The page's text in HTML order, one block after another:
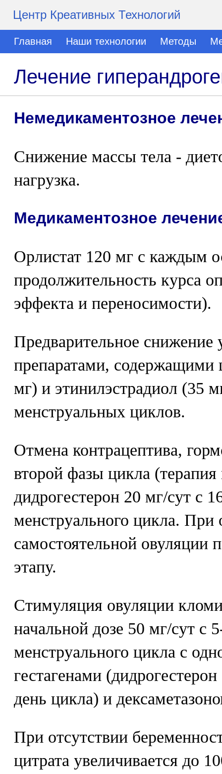
Центр Креативных Технологий
Главная Наши технологии Методы
Лечение
Немедикаментозное
Снижение массы тела -
нагрузка.
Медикаментозное
Орлистат 120 мг с каждым
продолжительность курса
эффекта и переносимости).
Предварительное снижение
препаратами, содержащими
мг) и этинилэстрадиол (35
менструальных циклов.
Отмена контрацептива,
второй фазы цикла (терапия
дидрогестерон 20 мг/сут с
менструального цикла. При
самостоятельной овуляции
этапу.
Стимуляция овуляции
начальной дозе 50 мг/сут с
менструального цикла с
гестагенами
день цикла) и
При отсутствии
цитрата увеличивается до